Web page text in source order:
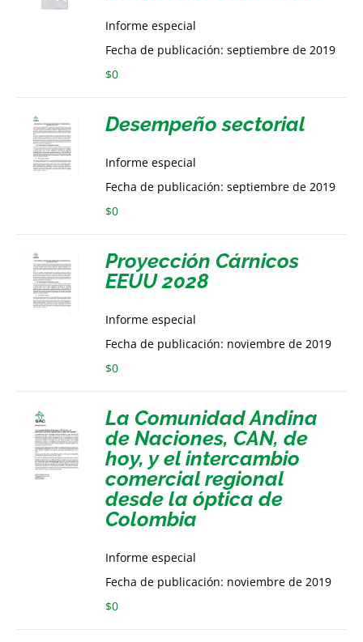
Informe especial
Fecha de publicación: septiembre de 2019
$0
Desempeño sectorial
Informe especial
Fecha de publicación: septiembre de 2019
$0
Proyección Cárnicos
EEUU 2028
Informe especial
Fecha de publicación: noviembre de 2019
$0
La Comunidad Andina
de Naciones, CAN, de
hoy, y el intercambio
comercial regional
desde la óptica de
Colombia
Informe especial
Fecha de publicación: noviembre de 2019
$0